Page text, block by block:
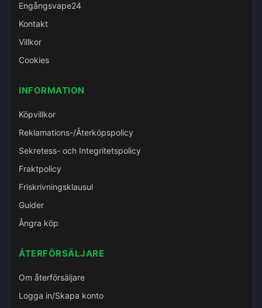
Engångsvape24
Kontakt
Villkor
Cookies
INFORMATION
Köpvillkor
Reklamations-/Återköpspolicy
Sekretess- och Integritetspolicy
Fraktpolicy
Friskrivningsklausul
Guider
Ångra köp
ÅTERFÖRSÄLJARE
Om återförsäljare
Logga in/Skapa konto